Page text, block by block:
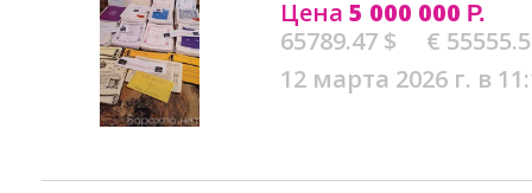
Цена 5 000 000 Р.
65789.47 $
€
12 марта 2026 г. в